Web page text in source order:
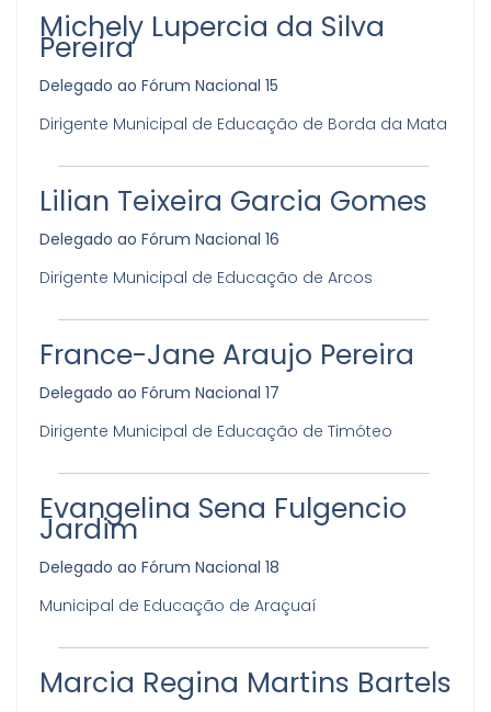
Michely Lupercia da Silva
Pereira
Delegado ao Fórum Nacional 15
Dirigente Municipal de Educação de Borda da Mata
Lilian Teixeira Garcia Gomes
Delegado ao Fórum Nacional 16
Dirigente Municipal de Educação de Arcos
France-Jane Araujo Pereira
Delegado ao Fórum Nacional 17
Dirigente Municipal de Educação de Timóteo
Evangelina Sena Fulgencio
Jardim
Delegado ao Fórum Nacional 18
Municipal de Educação de Araçuaí
Marcia Regina Martins Bartels